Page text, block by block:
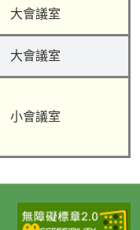
大會議室
大會議室
小會議室